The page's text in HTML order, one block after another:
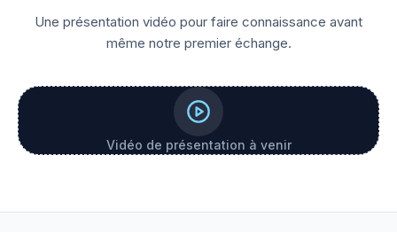
Une présentation vidéo pour faire connaissance avant
même notre premier échange.
Vidéo de présentation à venir